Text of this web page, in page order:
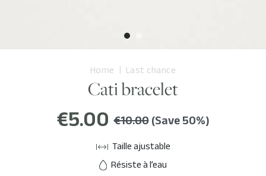
Home Last chance
Cati bracelet
€5.00 €10.00(Save 50%)
Taille ajustable
Résiste à l’eau